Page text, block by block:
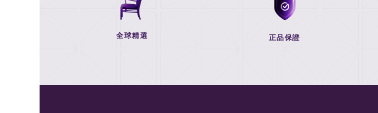
全球精選 正品保證